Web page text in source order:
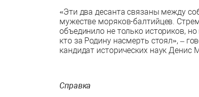
«Эти два десанта связаны между
мужестве моряков-балтийцев.
объединило не только историков,
кто за Родину насмерть стоял», –
кандидат исторических наук Денис
Справка